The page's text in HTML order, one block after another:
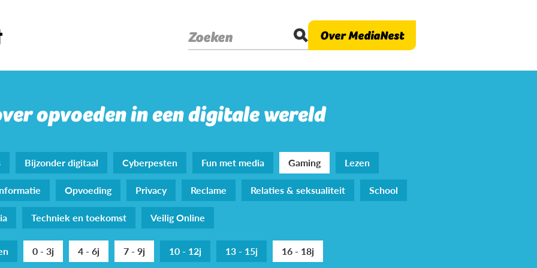
Zoeken Over MediaNest
opvoeden in een digitale wereld
Bijzonder digitaal Cyberpesten Fun met media Gaming
Lezen
Opvoeding Privacy Reclame Relaties & seksualiteit
School
Techniek en toekomst Veilig Online
0 - 3j 4 - 6j 7 - 9j 10 - 12j 13 - 15j 16 - 18j